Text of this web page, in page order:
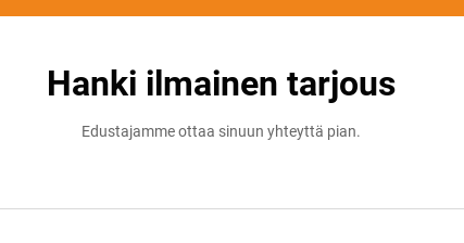
Hanki ilmainen tarjous
Edustajamme ottaa sinuun yhteyttä pian.